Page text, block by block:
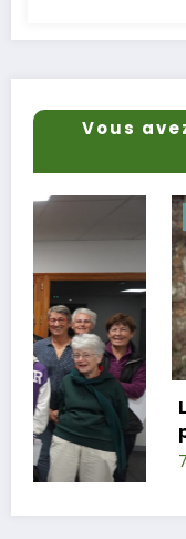
Vous
Lagastet : le
platanes
7 juillet 2025